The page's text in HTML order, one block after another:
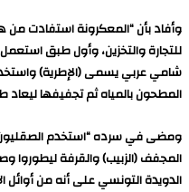
وأفاد بأن “المعكرونة استفادت من
للتجارة والتخزين، وأول طبق
شامي عربي يسمى (الإطرية)
المطحون بالمياه ثم تجفيفها ليعاد
ومضى في سرده “استخدم الصقليون
المجفف (الزبيب) والقرفة ليطوروا
الدويدة التونسي على أنه من